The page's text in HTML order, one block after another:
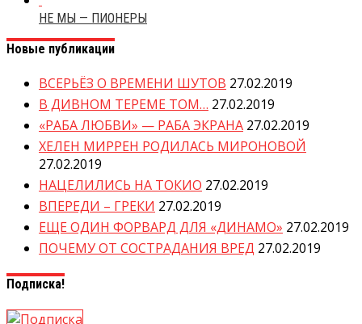
НЕ МЫ — ПИОНЕРЫ
Новые публикации
ВСЕРЬЁЗ О ВРЕМЕНИ ШУТОВ 27.02.2019
В ДИВНОМ ТЕРЕМЕ ТОМ… 27.02.2019
«РАБА ЛЮБВИ» — РАБА ЭКРАНА 27.02.2019
ХЕЛЕН МИРРЕН РОДИЛАСЬ МИРОНОВОЙ
27.02.2019
НАЦЕЛИЛИСЬ НА ТОКИО 27.02.2019
ВПЕРЕДИ – ГРЕКИ 27.02.2019
ЕЩЕ ОДИН ФОРВАРД ДЛЯ «ДИНАМО» 27.02.2019
ПОЧЕМУ ОТ СОСТРАДАНИЯ ВРЕД 27.02.2019
Подписка!